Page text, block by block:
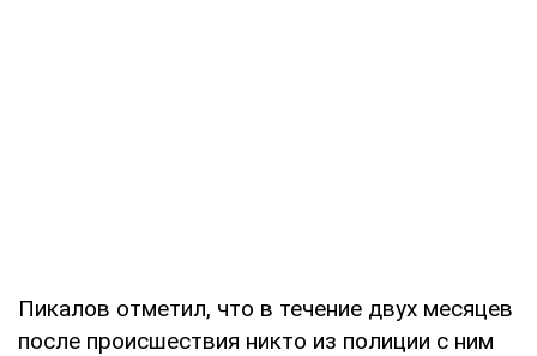
Пикалов отметил, что в течение двух месяцев
после происшествия никто из полиции с ним